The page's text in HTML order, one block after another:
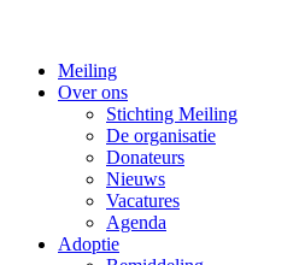
Meiling
Over ons
Stichting Meiling
De organisatie
Donateurs
Nieuws
Vacatures
Agenda
Adoptie